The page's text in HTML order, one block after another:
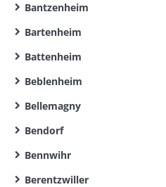
Bantzenheim
Bartenheim
Battenheim
Beblenheim
Bellemagny
Bendorf
Bennwihr
Berentzwiller